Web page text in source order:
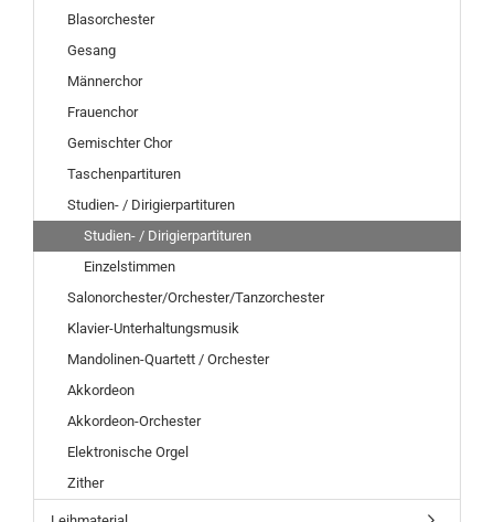
Blasorchester
Gesang
Männerchor
Frauenchor
Gemischter Chor
Taschenpartituren
Studien- / Dirigierpartituren
Studien- / Dirigierpartituren
Einzelstimmen
Salonorchester/Orchester/Tanzorchester
Klavier-Unterhaltungsmusik
Mandolinen-Quartett / Orchester
Akkordeon
Akkordeon-Orchester
Elektronische Orgel
Zither